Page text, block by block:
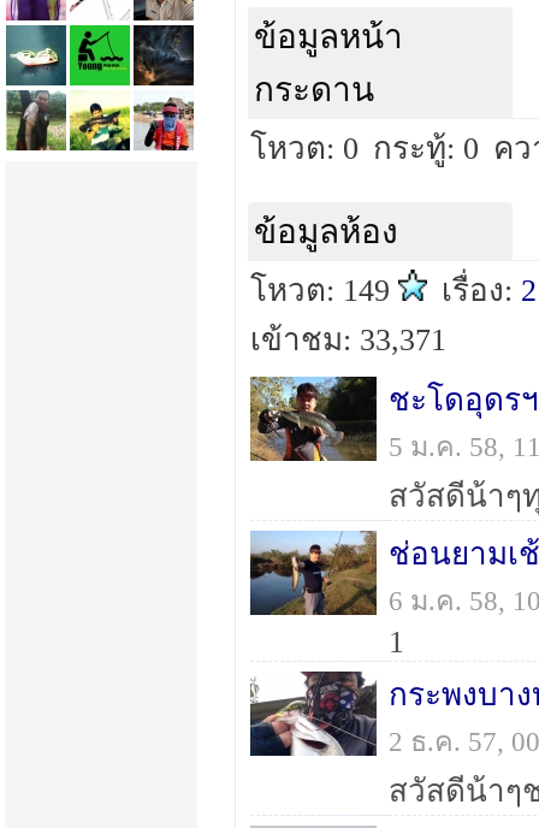
ข้อมูลหน้า
กระดาน
โหวต: 0 กระทู้: 0 ค
ข้อมูลห้อง
โหวต: 149 เรื่อง:
เข้าชม: 33,371
ชะโดอุดรฯ
5 ม.ค. 58,
ช่อนยามเ
6 ม.ค. 58,
1
กระพงบา
2 ธ.ค. 57,